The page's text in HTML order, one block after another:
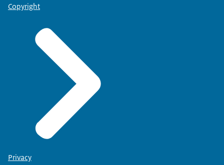
Copyright
Privacy